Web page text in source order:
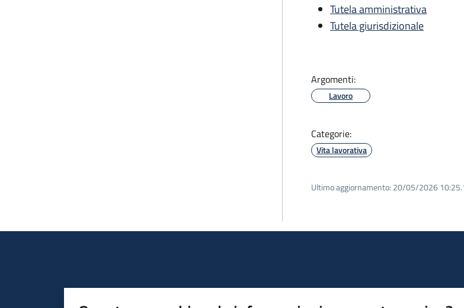
Tutela amministrativa
Tutela giurisdizionale
Argomenti:
Lavoro
Categorie:
Vita lavorativa
Ultimo aggiornamento: 20/05/2026